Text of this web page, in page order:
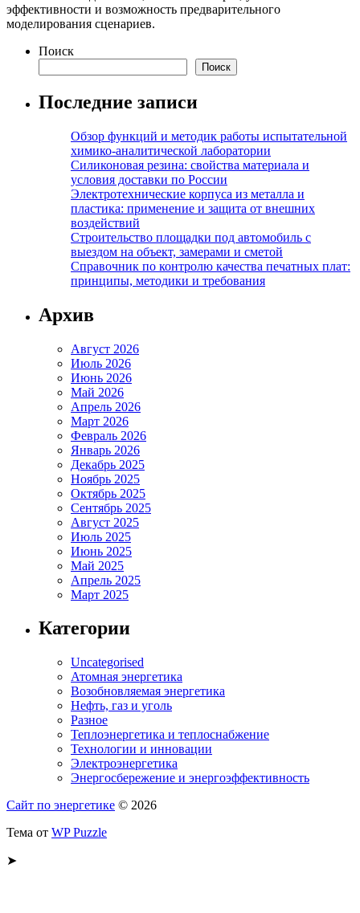
эффективности и возможность предварительного
моделирования сценариев.
Поиск
Поиск
Последние записи
Обзор функций и методик работы испытательной
химико-аналитической лаборатории
Силиконовая резина: свойства материала и
условия доставки по России
Электротехнические корпуса из металла и
пластика: применение и защита от внешних
воздействий
Строительство площадки под автомобиль с
выездом на объект, замерами и сметой
Справочник по контролю качества печатных плат:
принципы, методики и требования
Архив
Август 2026
Июль 2026
Июнь 2026
Май 2026
Апрель 2026
Март 2026
Февраль 2026
Январь 2026
Декабрь 2025
Ноябрь 2025
Октябрь 2025
Сентябрь 2025
Август 2025
Июль 2025
Июнь 2025
Май 2025
Апрель 2025
Март 2025
Категории
Uncategorised
Атомная энергетика
Возобновляемая энергетика
Нефть, газ и уголь
Разное
Теплоэнергетика и теплоснабжение
Технологии и инновации
Электроэнергетика
Энергосбережение и энергоэффективность
Сайт по энергетике © 2026
Тема от WP Puzzle
➤